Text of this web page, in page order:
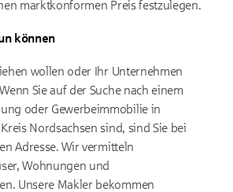
marktkonformen Preis festzulegen.
können
wollen oder Ihr Unternehmen
Sie auf der Suche nach einem
oder Gewerbeimmobilie in
Nordsachsen sind, sind Sie bei
Adresse. Wir vermitteln
Wohnungen und
Unsere Makler bekommen